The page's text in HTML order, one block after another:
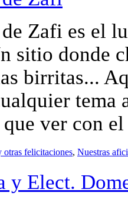
Zafi es el
sitio donde
birritas...
tema
que ver con
otras felicitaciones, Nuestras
y Elect.